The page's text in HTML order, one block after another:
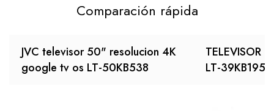
Comparación rápida
JVC televisor 50" resolucion 4K
google tv os LT-50KB538
TELEVISOR
LT-